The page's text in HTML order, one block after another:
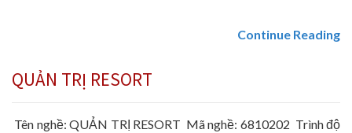
Continue Reading
QUẢN TRỊ RESORT
Tên nghề: QUẢN TRỊ RESORT Mã nghề: 6810202 Trình độ